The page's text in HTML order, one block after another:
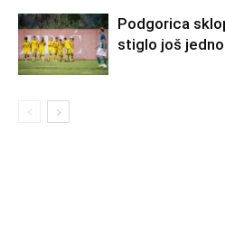
Podgorica
stiglo još